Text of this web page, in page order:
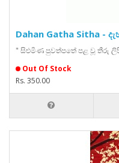
Dahan Gatha Sitha -
" සිළුමිණ පුවත්පතේ පළ වූ තීරු
Out Of Stock
Rs. 350.00